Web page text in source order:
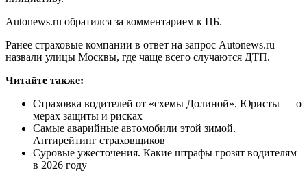
Autonews.ru обратился за комментарием к ЦБ.
Ранее страховые компании в ответ на запрос Autonews.ru
назвали улицы Москвы, где чаще всего случаются ДТП.
Читайте также:
Страховка водителей от «схемы Долиной». Юристы — о
мерах защиты и рисках
Самые аварийные автомобили этой зимой.
Антирейтинг страховщиков
Суровые ужесточения. Какие штрафы грозят водителям
в 2026 году